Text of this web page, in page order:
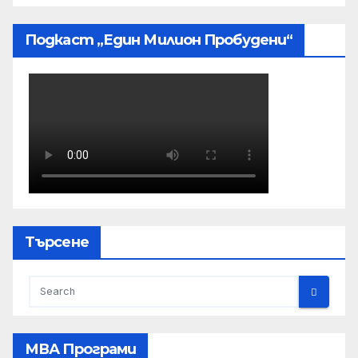
Подкаст „Един Милион Пробудени“
Търсене
МВА Програми